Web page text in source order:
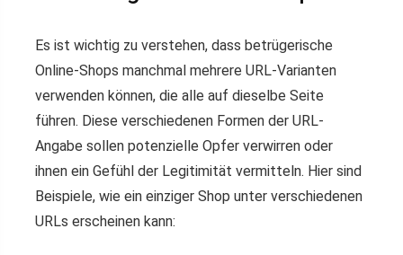
Es ist wichtig zu verstehen, dass betrügerische
Online-Shops manchmal mehrere URL-Varianten
verwenden können, die alle auf dieselbe Seite
führen. Diese verschiedenen Formen der URL-
Angabe sollen potenzielle Opfer verwirren oder
ihnen ein Gefühl der Legitimität vermitteln. Hier sind
Beispiele, wie ein einziger Shop unter verschiedenen
URLs erscheinen kann: